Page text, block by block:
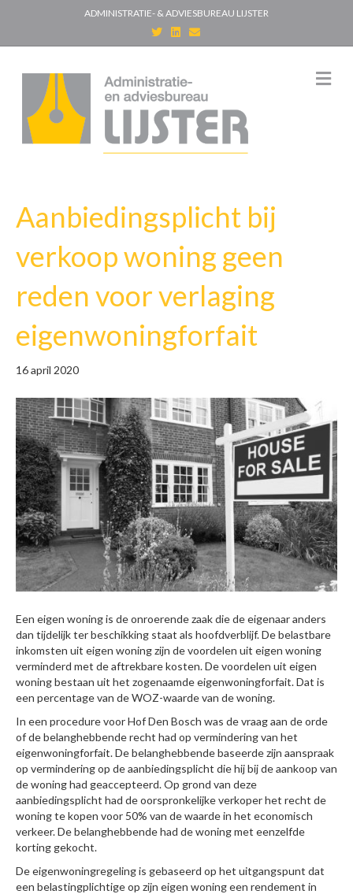
ADMINISTRATIE- & ADVIESBUREAU LIJSTER
T
w
i
e
r
n
d
i
n
E
m
a
M
e
Aanbiedingsplicht bij
verkoop woning geen
reden voor verlaging
eigenwoningforfait
16 april 2020
Een eigen woning is de onroerende zaak die de eigenaar anders
dan tijdelijk ter beschikking staat als hoofdverblijf. De belastbare
inkomsten uit eigen woning zijn de voordelen uit eigen woning
verminderd met de aftrekbare kosten. De voordelen uit eigen
woning bestaan uit het zogenaamde eigenwoningforfait. Dat is
een percentage van de WOZ-waarde van de woning.
In een procedure voor Hof Den Bosch was de vraag aan de orde
of de belanghebbende recht had op vermindering van het
eigenwoningforfait. De belanghebbende baseerde zijn aanspraak
op vermindering op de aanbiedingsplicht die hij bij de aankoop van
de woning had geaccepteerd. Op grond van deze
aanbiedingsplicht had de oorspronkelijke verkoper het recht de
woning te kopen voor 50% van de waarde in het economisch
verkeer. De belanghebbende had de woning met eenzelfde
korting gekocht.
De eigenwoningregeling is gebaseerd op het uitgangspunt dat
een belastingplichtige op zijn eigen woning een rendement in